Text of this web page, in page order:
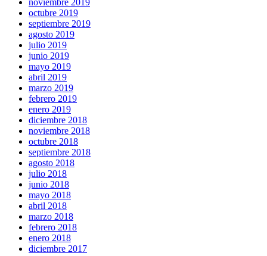
noviembre 2019
octubre 2019
septiembre 2019
agosto 2019
julio 2019
junio 2019
mayo 2019
abril 2019
marzo 2019
febrero 2019
enero 2019
diciembre 2018
noviembre 2018
octubre 2018
septiembre 2018
agosto 2018
julio 2018
junio 2018
mayo 2018
abril 2018
marzo 2018
febrero 2018
enero 2018
diciembre 2017